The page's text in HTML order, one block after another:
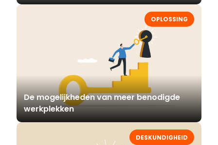
OPLOSSING
De mogelijkheden van meer benodigde
werkplekken
DESKUNDIGHEID